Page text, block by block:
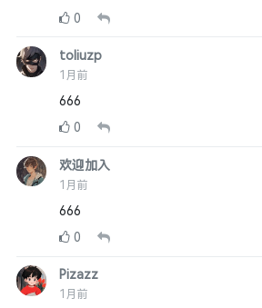
0
toliuzp
1月前
666
0
欢迎加入
1月前
666
0
Pizazz
1月前